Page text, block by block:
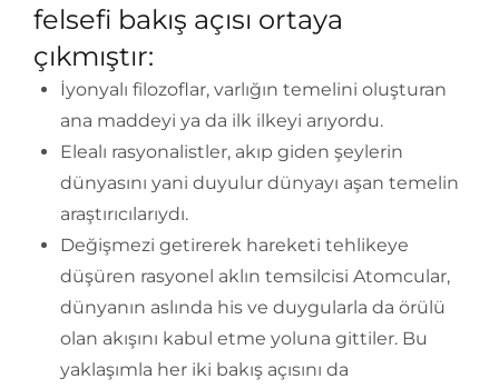
felsefi bakış açısı ortaya
çıkmıştır:
İyonyalı filozoflar, varlığın temelini oluşturan
ana maddeyi ya da ilk ilkeyi arıyordu.
Elealı rasyonalistler, akıp giden şeylerin
dünyasını yani duyulur dünyayı aşan temelin
araştırıcılarıydı.
Değişmezi getirerek hareketi tehlikeye
düşüren rasyonel aklın temsilcisi Atomcular,
dünyanın aslında his ve duygularla da örülü
olan akışını kabul etme yoluna gittiler. Bu
yaklaşımla her iki bakış açısını da